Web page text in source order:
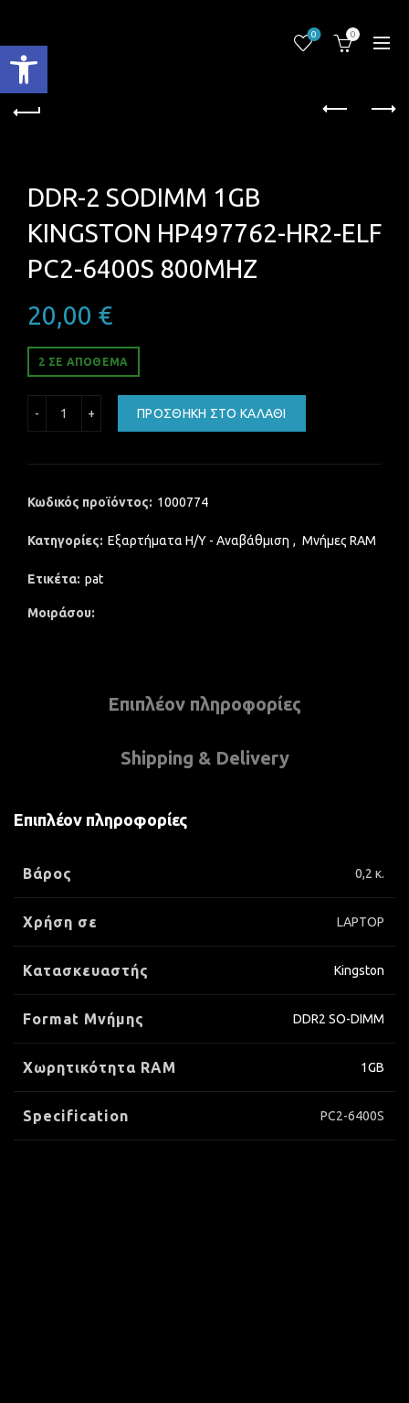
Ανοίξτε τη γραμμή εργαλείων
0 0
DDR-2 SODIMM 1GB
KINGSTON HP497762-HR2-ELF
PC2-6400S 800MHZ
20,00 €
2 ΣΕ ΑΠΌΘΕΜΑ
ΠΡΟΣΘΉΚΗ ΣΤΟ ΚΑΛΆΘΙ
Κωδικός προϊόντος: 1000774
Κατηγορίες: Εξαρτήματα Η/Υ - Αναβάθμιση , Μνήμες RAM
Ετικέτα: pat
Μοιράσου
Επιπλέον πληροφορίες
Shipping & Delivery
Επιπλέον πληροφορίες
Βάρος 0,2 κ.
Χρήση σε LAPTOP
Κατασκευαστής Kingston
Format Μνήμης DDR2 SO-DIMM
Xωρητικότητα RAM 1GB
Specification PC2-6400S